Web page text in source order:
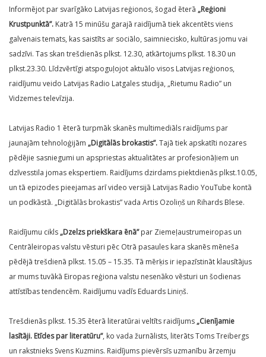
Informējot par svarīgāko Latvijas reģionos, šogad ēterā „Reģioni
Krustpunktā”. Katrā 15 minūšu garajā raidījumā tiek akcentēts viens
galvenais temats, kas saistīts ar sociālo, saimniecisko, kultūras jomu vai
sadzīvi. Tas skan trešdienās plkst. 12.30, atkārtojums plkst. 18.30 un
plkst.23.30. Līdzvērtīgi atspoguļojot aktuālo visos Latvijas reģionos,
raidījumu veido Latvijas Radio Latgales studija, „Rietumu Radio” un
Vidzemes televīzija.
Latvijas Radio 1 ēterā turpmāk skanēs multimediāls raidījums par
jaunajām tehnoloģijām „Digitālās brokastis”.Tajā tiek apskatīti nozares
pēdējie sasniegumi un apspriestas aktualitātes ar profesionāļiem un
dzīvesstila jomas ekspertiem. Raidījums dzirdams piektdienās plkst.10.05,
un tā epizodes pieejamas arī video versijā Latvijas Radio YouTube kontā
un podkāstā. „Digitālās brokastis” vada Artis Ozoliņš un Rihards Blese.
Raidījumu cikls„Dzelzs priekškara ēnā”par Ziemeļaustrumeiropas un
Centrāleiropas valstu vēsturi pēc Otrā pasaules kara skanēs mēneša
pēdējā trešdienā plkst. 15.05 – 15.35. Tā mērķis ir iepazīstināt klausītājus
ar mums tuvākā Eiropas reģiona valstu nesenāko vēsturi un šodienas
attīstības tendencēm. Raidījumu vadīs Eduards Liniņš.
Trešdienās plkst. 15.35 ēterā literatūrai veltīts raidījums„Cienījamie
lasītāji. Etīdes par literatūru”, ko vada žurnālists, literāts Toms Treibergs
un rakstnieks Svens Kuzmins. Raidījums pievērsīs uzmanību ārzemju